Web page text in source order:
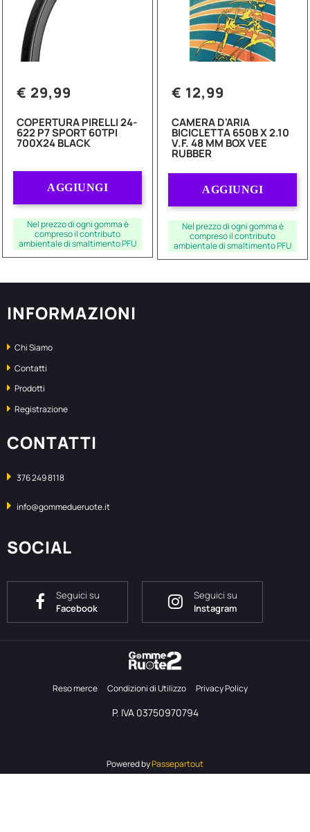
€ 29,99
COPERTURA PIRELLI 24-
622 P7 SPORT 60TPI
700X24 BLACK
AGGIUNGI
Nel prezzo di ogni gomma è
compreso il contributo
ambientale di smaltimento PFU
€ 12,99
CAMERA D'ARIA
BICICLETTA 650B X 2.10
V.F. 48 MM BOX VEE
RUBBER
AGGIUNGI
Nel prezzo di ogni gomma è
compreso il contributo
ambientale di smaltimento PFU
INFORMAZIONI
Chi Siamo
Contatti
Prodotti
Registrazione
CONTATTI
376 249 8118
info@gommedueruote.it
SOCIAL
Seguici su
Facebook
Seguici su
Instagram
Reso merce Condizioni di Utilizzo Privacy Policy
P. IVA 03750970794
Powered byPassepartout